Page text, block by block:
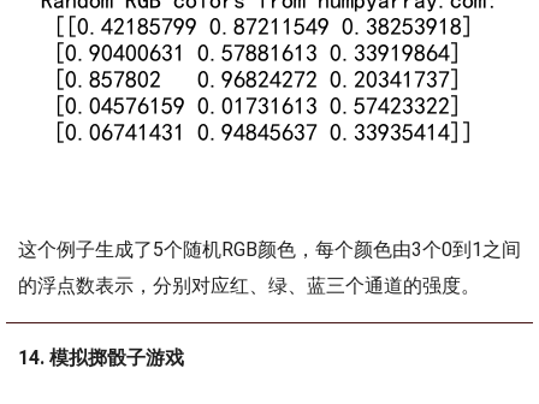
这个例子生成了5个随机RGB颜色，每个颜色由3个0到1之间
的浮点数表示，分别对应红、绿、蓝三个通道的强度。
14. 模拟掷骰子游戏